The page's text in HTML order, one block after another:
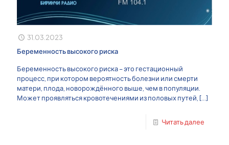
31.03.2023
Беременность высокого риска
Беременность высокого риска – это гестационный
процесс, при котором вероятность болезни или смерти
матери, плода, новорождённого выше, чем в популяции.
Может проявляться кровотечениями из половых путей, […]
Читать далее